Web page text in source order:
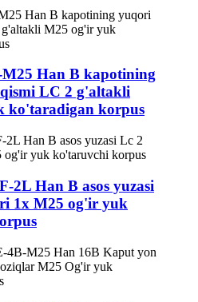
Han B kapotining
LC 2 g'altakli
ko'taradigan korpus
2L Han B asos yuzasi
1x M25 og'ir yuk